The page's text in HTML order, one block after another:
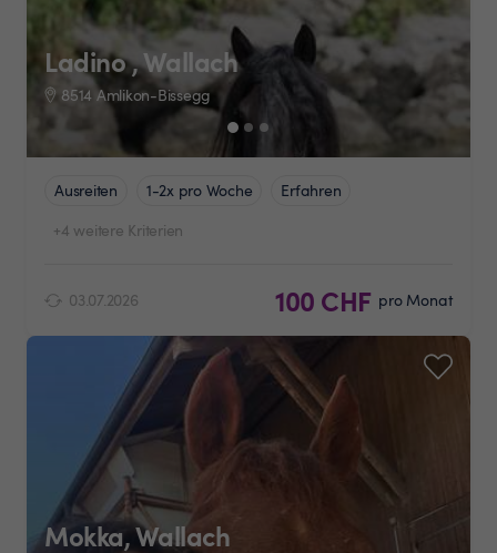
Ladino , Wallach
8514 Amlikon-Bissegg
Ausreiten 1-2x pro Woche
Erfahren
+4 weitere Kriterien
03.07.2026 100 CHF pro Monat
Mokka, Wallach